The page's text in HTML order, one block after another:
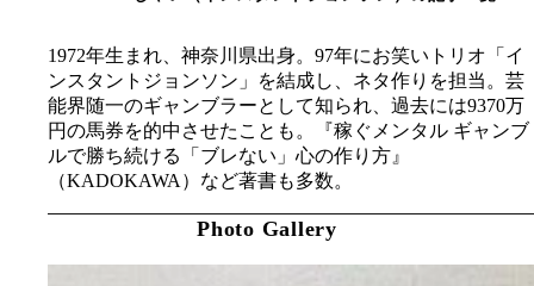
1972年生まれ、神奈川県出身。97年にお笑いトリオ「イ
ンスタントジョンソン」を結成し、ネタ作りを担当。芸
能界随一のギャンブラーとして知られ、過去には9370万
円の馬券を的中させたことも。『稼ぐメンタル ギャンブ
ルで勝ち続ける「ブレない」心の作り方』
（KADOKAWA）など著書も多数。
Photo Gallery